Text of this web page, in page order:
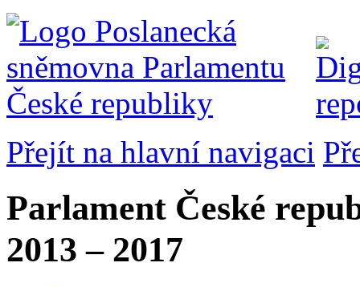
Přejít na hlavní navigaci
Parlament České
2013 – 2017